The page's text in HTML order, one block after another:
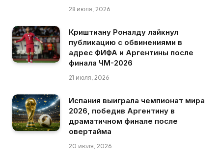
28 июля, 2026
Криштиану Роналду лайкнул
публикацию с обвинениями в
адрес ФИФА и Аргентины после
финала ЧМ-2026
21 июля, 2026
Испания выиграла чемпионат мира
2026, победив Аргентину в
драматичном финале после
овертайма
20 июля, 2026